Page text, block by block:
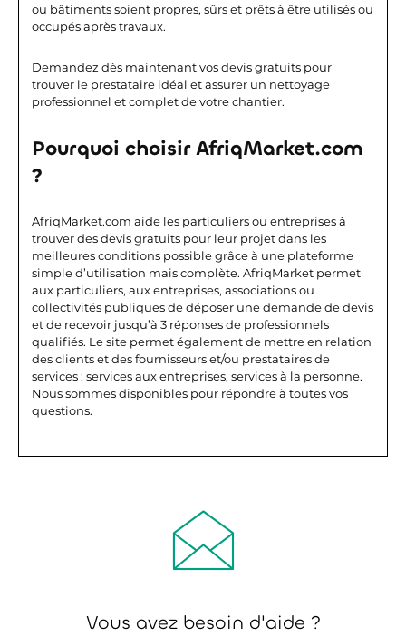
ou bâtiments soient propres, sûrs et prêts à être utilisés ou
occupés après travaux.
Demandez dès maintenant vos devis gratuits pour
trouver le prestataire idéal et assurer un nettoyage
professionnel et complet de votre chantier.
Pourquoi choisir AfriqMarket.com
?
AfriqMarket.com aide les particuliers ou entreprises à
trouver des devis gratuits pour leur projet dans les
meilleures conditions possible grâce à une plateforme
simple d’utilisation mais complète. AfriqMarket permet
aux particuliers, aux entreprises, associations ou
collectivités publiques de déposer une demande de devis
et de recevoir jusqu’à 3 réponses de professionnels
qualifiés. Le site permet également de mettre en relation
des clients et des fournisseurs et/ou prestataires de
services : services aux entreprises, services à la personne.
Nous sommes disponibles pour répondre à toutes vos
questions.
Vous avez besoin d'aide ?